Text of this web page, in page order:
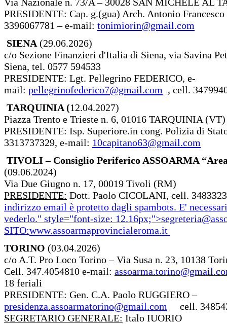
PRESIDENTE: Cap. g.(gua) Arch. Antonio
3396067781 – e-mail: tonimiorin@gmail.com
SIENA (29.06.2026)
c/o Sezione Finanzieri d'Italia di Siena, via Savina
Siena, tel. 0577 594533
PRESIDENTE: Lgt. Pellegrino FEDERICO, e-
mail: pellegrinofederico7@gmail.com , cell.
TARQUINIA (12.04.2027)
Piazza Trento e Trieste n. 6, 01016 TARQUINIA (VT)
PRESIDENTE: Isp. Superiore.in cong. Polizia di
3313737329, e-mail: 10capitano63@gmail.com
TIVOLI – Consiglio Periferico ASSOARMA
(09.06.2024)
Via Due Giugno n. 17, 00019 Tivoli (RM)
PRESIDENTE: Dott. Paolo CICOLANI, cell.
indirizzo email è protetto dagli spambots. E'
vederlo." style="font-size: 12.16px;">
SITO:www.assoarmaprovincialeroma.it
TORINO (03.04.2026)
c/o A.T. Pro Loco Torino – Via Susa n. 23, 10138
Cell. 347.4054810 e-mail:
18 feriali
PRESIDENTE: Gen. C.A. Paolo RUGGIERO –
presidenza.assoarmatorino@gmail.com cell.
SEGRETARIO GENERALE: Italo IUORIO